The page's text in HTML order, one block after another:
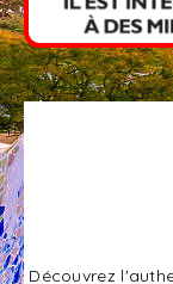
Découvrez